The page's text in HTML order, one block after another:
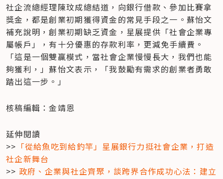
社企流總經理陳玟成總結道，向銀行借款、參加比賽拿
獎金，都是創業初期獲得資金的常見手段之一。蘇怡文
補充說明，創業初期缺乏資金，星展提供「社會企業專
屬帳戶」，有十分優惠的存款利率，更減免手續費。
「這是一個雙贏模式，當社會企業慢慢長大，我們也能
夠獲利，」蘇怡文表示，「我鼓勵有需求的創業者勇敢
踏出這一步。」
核稿編輯：金靖恩
延伸閱讀
>> 「從給魚吃到給釣竿」星展銀行力挺社會企業，打造
社企新舞台
>> 政府、企業與社企齊聚，談跨界合作成功心法：建立